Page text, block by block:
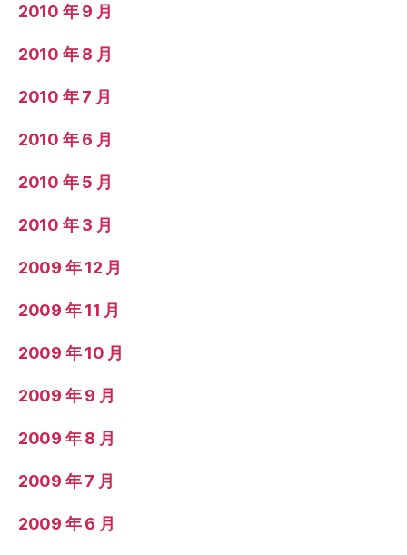
2010 年 9 月
2010 年 8 月
2010 年 7 月
2010 年 6 月
2010 年 5 月
2010 年 3 月
2009 年 12 月
2009 年 11 月
2009 年 10 月
2009 年 9 月
2009 年 8 月
2009 年 7 月
2009 年 6 月